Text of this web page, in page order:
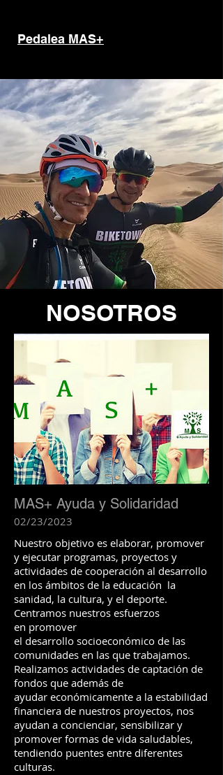
Pedalea MAS+
NOSOTROS
MAS+ Ayuda y Solidaridad
02/23/2023
Nuestro objetivo es elaborar, promover
y ejecutar programas, proyectos y
actividades de cooperación al desarrollo
en los ámbitos de la educación la
sanidad, la cultura, y el deporte.
Centramos nuestros esfuerzos
en promover
el desarrollo socioeconómico de las
comunidades en las que trabajamos.
Realizamos actividades de captación de
fondos que además de
ayudar económicamente a la estabilidad
financiera de nuestros proyectos, nos
ayudan a concienciar, sensibilizar y
promover formas de vida saludables,
tendiendo puentes entre diferentes
culturas.